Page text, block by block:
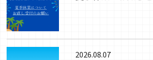
2026.08.07